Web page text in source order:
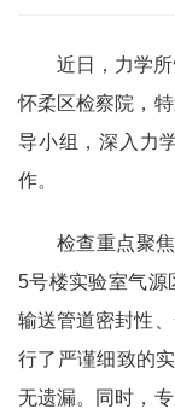
近日，力学
怀柔区检察院，
导小组，深入力
作。
检查重点聚
5号楼实验室气源
输送管道密封性
行了严谨细致的
无遗漏。同时，